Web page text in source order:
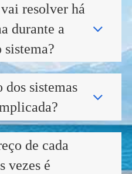
resolver há
durante a
sistema?
dos sistemas
de cada
vezes é